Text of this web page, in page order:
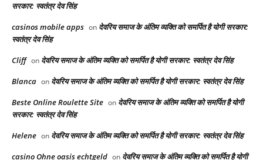
सरकार: स्वतंत्र देव सिंह
casinos mobile apps on देवरिय समाज के अंतिम व्यक्ति को समर्पित है योगी सरकार:
स्वतंत्र देव सिंह
Cliff on देवरिय समाज के अंतिम व्यक्ति को समर्पित है योगी सरकार: स्वतंत्र देव सिंह
Blanca on देवरिय समाज के अंतिम व्यक्ति को समर्पित है योगी सरकार: स्वतंत्र देव सिंह
Beste Online Roulette Site on देवरिय समाज के अंतिम व्यक्ति को समर्पित है योगी
सरकार: स्वतंत्र देव सिंह
Helene on देवरिय समाज के अंतिम व्यक्ति को समर्पित है योगी सरकार: स्वतंत्र देव सिंह
casino Ohne oasis echtgeld on देवरिय समाज के अंतिम व्यक्ति को समर्पित है योगी